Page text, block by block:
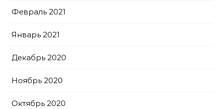
Февраль 2021
Январь 2021
Декабрь 2020
Ноябрь 2020
Октябрь 2020